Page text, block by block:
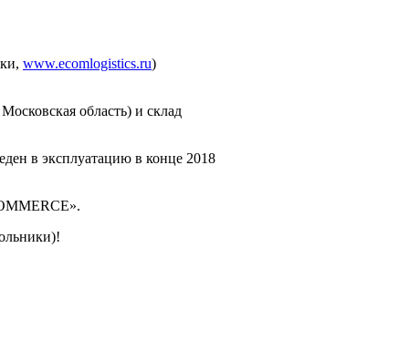
www.ecomlogistics.ru)
область) и склад
в эксплуатацию в конце 2018